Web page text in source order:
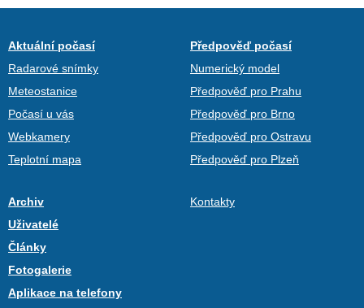
Aktuální počasí
Radarové snímky
Meteostanice
Počasí u vás
Webkamery
Teplotní mapa
Předpověď počasí
Numerický model
Předpověď pro Prahu
Předpověď pro Brno
Předpověď pro Ostravu
Předpověď pro Plzeň
Archiv
Uživatelé
Články
Fotogalerie
Aplikace na telefony
Kontakty